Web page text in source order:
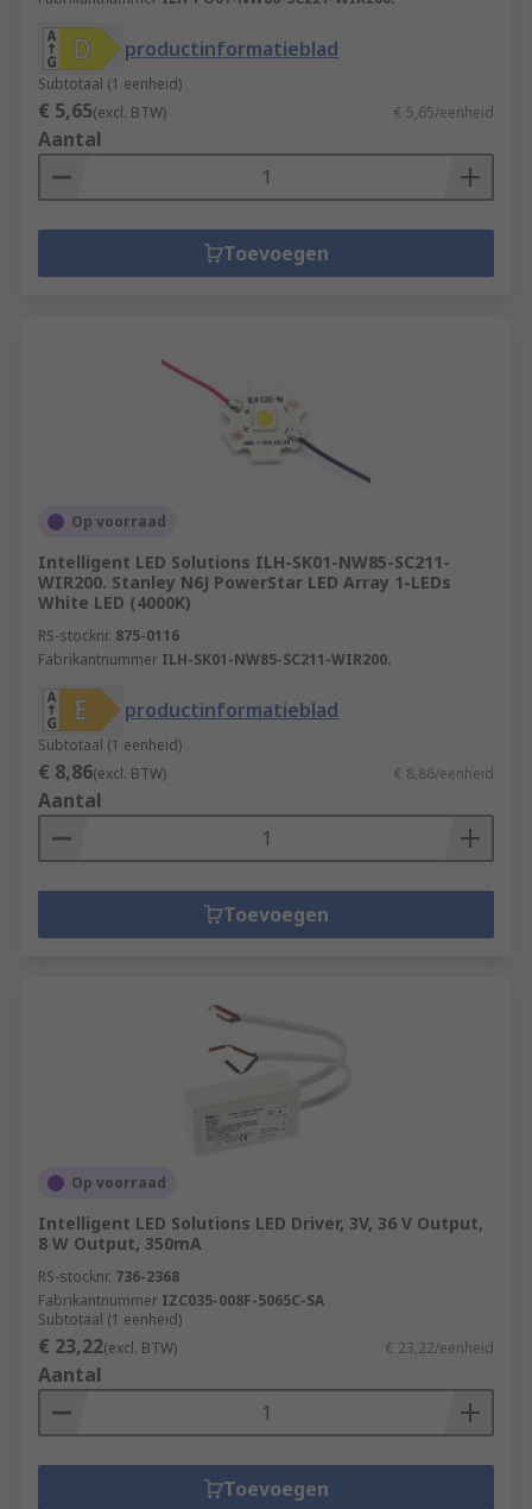
productinformatieblad
Subtotaal (1 eenheid)
€ 5,65(excl. BTW) € 5,65/eenheid
Aantal
Toevoegen
Op voorraad
Intelligent LED Solutions ILH-SK01-NW85-SC211-
WIR200. Stanley N6J PowerStar LED Array 1-LEDs
White LED (4000K)
RS-stocknr. 875-0116
Fabrikantnummer ILH-SK01-NW85-SC211-WIR200.
productinformatieblad
Subtotaal (1 eenheid)
€ 8,86(excl. BTW) € 8,86/eenheid
Aantal
Toevoegen
Op voorraad
Intelligent LED Solutions LED Driver, 3V, 36 V Output,
8 W Output, 350mA
RS-stocknr. 736-2368
Fabrikantnummer IZC035-008F-5065C-SA
Subtotaal (1 eenheid)
€ 23,22(excl. BTW) € 23,22/eenheid
Aantal
Toevoegen